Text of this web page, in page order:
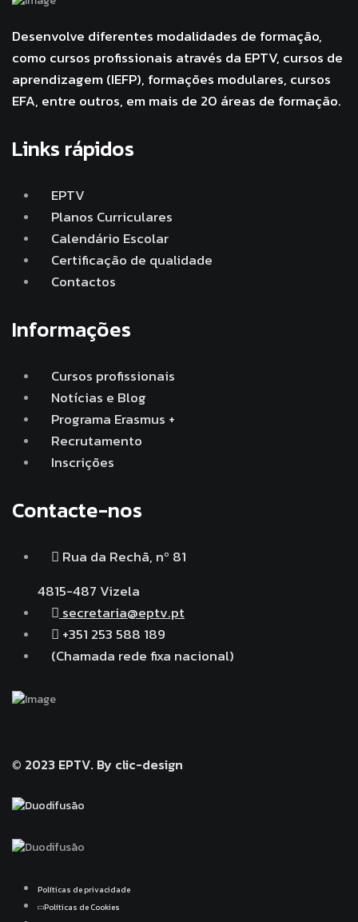
Desenvolve diferentes modalidades de formação,
como cursos profissionais através da EPTV, cursos de
aprendizagem (IEFP), formações modulares, cursos
EFA, entre outros, em mais de 20 áreas de formação.
Links rápidos
EPTV
Planos Curriculares
Calendário Escolar
Certificação de qualidade
Contactos
Informações
Cursos profissionais
Notícias e Blog
Programa Erasmus +
Recrutamento
Inscrições
Contacte-nos
Rua da Rechã, nº 81
4815-487 Vizela
secretaria@eptv.pt
+351 253 588 189
(Chamada rede fixa nacional)
© 2023 EPTV. By clic-design
Políticas de privacidade
Políticas de Cookies